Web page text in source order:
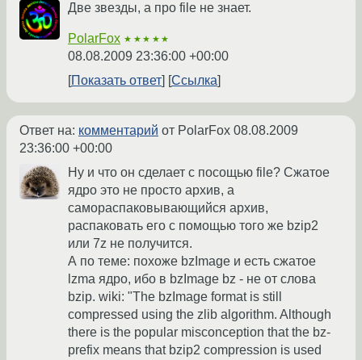
Две звезды, а про file не знает.
PolarFox ★★★★★
08.08.2009 23:36:00 +00:00
Показать ответ
Ссылка
Ответ на: комментарий от PolarFox 08.08.2009
23:36:00 +00:00
Ну и что он сделает с посощью file? Сжатое
ядро это не просто архив, а
самораспаковывающийся архив,
распаковать его с помощью того же bzip2
или 7z не получится.
А по теме: похоже bzImage и есть сжатое
lzma ядро, ибо в bzImage bz - не от слова
bzip. wiki: "The bzImage format is still
compressed using the zlib algorithm. Although
there is the popular misconception that the bz-
prefix means that bzip2 compression is used